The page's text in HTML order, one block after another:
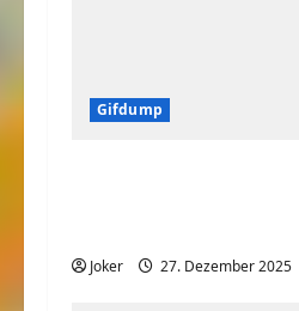
Gifdump
Joker 27. Dezember 2025